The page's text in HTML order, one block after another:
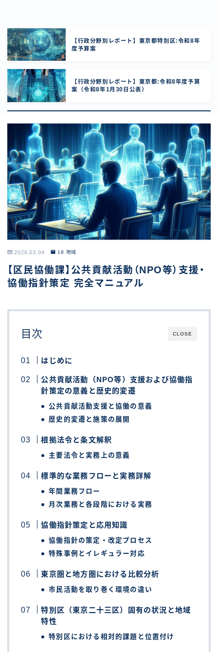
【行政分野別レポート】東京都特別区:令和8年
度予算案
【行政分野別レポート】東京都:令和8年度予算
案（令和8年1月30日公表）
2026.03.04 18 地域
【区民協働課】公共貢献活動（NPO等）支援・
協働指針策定 完全マニュアル
CLOSE
目次
はじめに
公共貢献活動（NPO等）支援および協働指
針策定の意義と歴史的変遷
公共貢献活動支援と協働の意義
歴史的変遷と施策の展開
根拠法令と条文解釈
主要法令と実務上の意義
標準的な業務フローと実務詳解
年間業務フロー
月次業務と各段階における実務
協働指針策定と応用知識
協働指針の策定・改定プロセス
特殊事例とイレギュラー対応
東京圏と地方圏における比較分析
市民活動を取り巻く環境の違い
特別区（東京二十三区）固有の状況と地域
特性
特別区における相対的課題と位置付け